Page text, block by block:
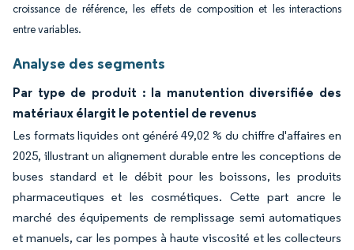
croissance de référence, les effets de composition et les interactions
entre variables.
Analyse des segments
Par type de produit : la manutention diversifiée des
matériaux élargit le potentiel de revenus
Les formats liquides ont généré 49,02 % du chiffre d'affaires en
2025, illustrant un alignement durable entre les conceptions de
buses standard et le débit pour les boissons, les produits
pharmaceutiques et les cosmétiques. Cette part ancre le
marché des équipements de remplissage semi automatiques
et manuels, car les pompes à haute viscosité et les collecteurs